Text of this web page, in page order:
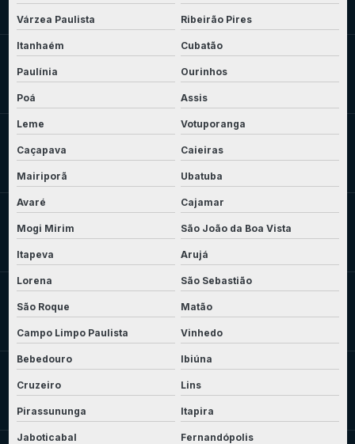
Várzea Paulista Ribeirão Pires
Itanhaém Cubatão
Paulínia Ourinhos
Poá Assis
Leme Votuporanga
Caçapava Caieiras
Mairiporã Ubatuba
Avaré Cajamar
Mogi Mirim São João da Boa Vista
Itapeva Arujá
Lorena São Sebastião
São Roque Matão
Campo Limpo Paulista Vinhedo
Bebedouro Ibiúna
Cruzeiro Lins
Pirassununga Itapira
Jaboticabal Fernandópolis